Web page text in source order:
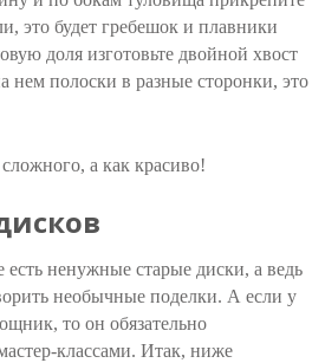
это будет гребешок и плавники
доля изготовьте двойной хвост
нем полоски в разные сторонки, это
а как красиво!
есть ненужные старые диски, а ведь
необычные поделки. А если у
то он обязательно
классами. Итак, ниже